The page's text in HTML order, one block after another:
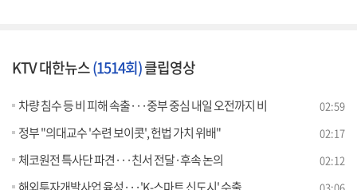
KTV 대한뉴스(1514회)클립영상
차량 침수 등 비 피해 속출···중부 중심 내일 오전까지 비 02:59
정부 "의대교수 '수련 보이콧', 헌법 가치 위배" 02:17
체코원전 특사단 파견···친서 전달·후속 논의 02:12